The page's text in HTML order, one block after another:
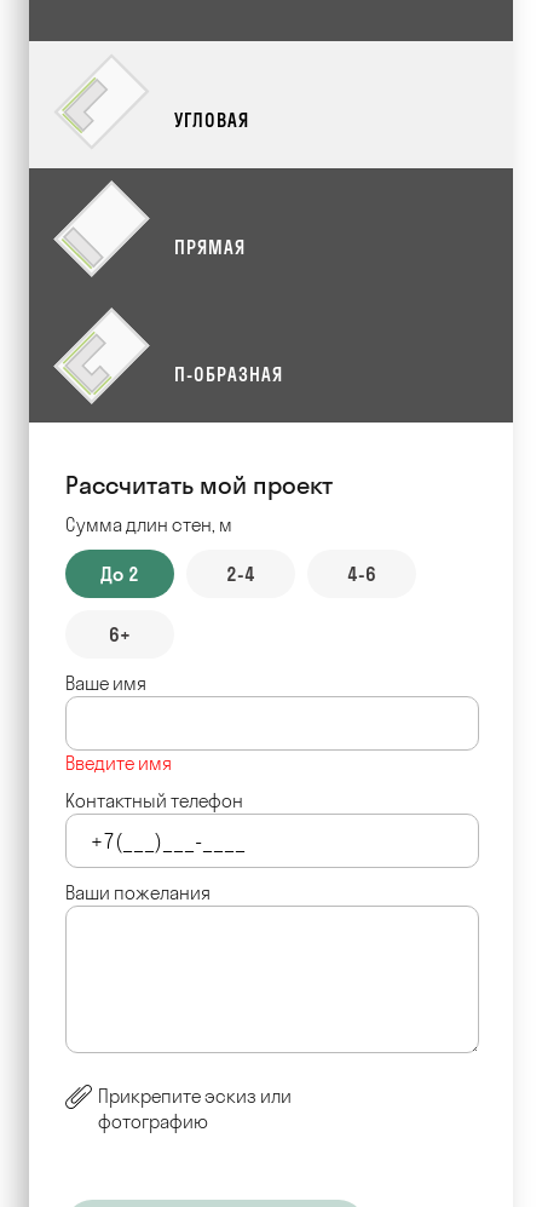
УГЛОВАЯ
ПРЯМАЯ
П-ОБРАЗНАЯ
Рассчитать мой проект
Сумма длин стен, м
До 2 2-4 4-6
6+
Ваше имя
Введите имя
Контактный телефон
Ваши пожелания
Прикрепите эскиз или
фотографию